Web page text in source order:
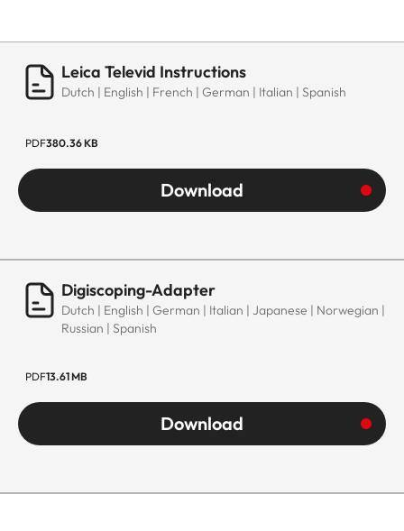
Leica Televid Instructions
Dutch | English | French | German | Italian | Spanish
PDF380.36 KB
Download
Digiscoping-Adapter
Dutch | English | German | Italian | Japanese | Norwegian |
Russian | Spanish
PDF13.61 MB
Download